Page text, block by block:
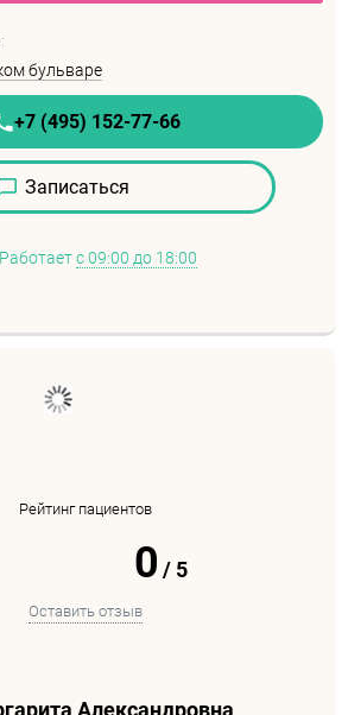
бульваре
+7 (495) 152-77-66
Записаться
Работает с 09:00 до 18:00
Рейтинг пациентов
0 /5
Оставить отзыв
Александровна